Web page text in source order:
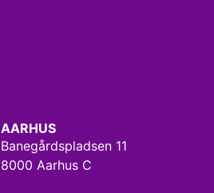
AARHUS
Banegårdspladsen 11
8000 Aarhus C